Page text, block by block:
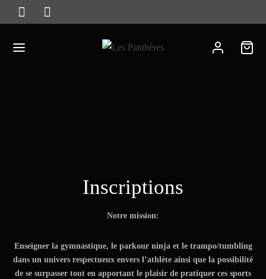
Inscriptions
Notre mission:
Enseigner la gymnastique, le parkour ninja et le trampo/tumbling
dans un univers respectueux envers l’athlète ainsi que la possibilité
de se surpasser tout en apportant le plaisir de pratiquer ces sports